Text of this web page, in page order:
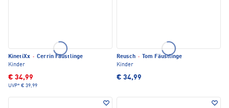
KinetiXx · Cerrin Fäustlinge
Kinder
€ 34,99
UVP* € 39,99
Reusch ·
Tom Fäustlinge
Kinder
€ 34,99